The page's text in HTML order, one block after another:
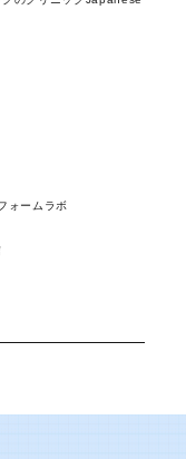
ォームラボ